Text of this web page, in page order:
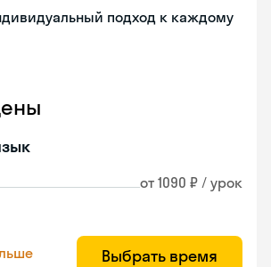
подход к каждому
от 1090 ₽ / урок
Выбрать время